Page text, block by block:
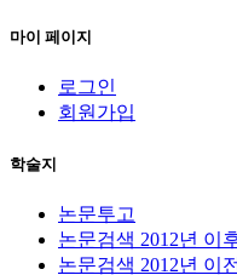
마이 페이지
로그인
회원가입
학술지
논문투고
논문검색 2012년 이
논문검색 2012년 이전